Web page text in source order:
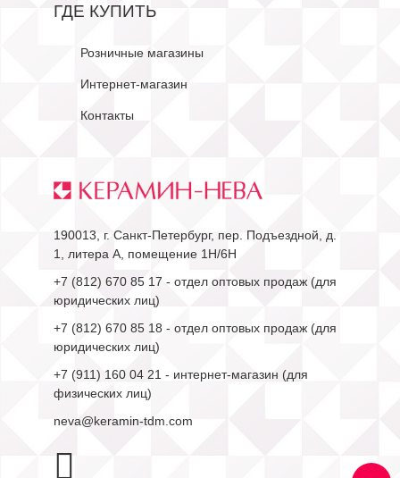
ГДЕ КУПИТЬ
Розничные магазины
Интернет-магазин
Контакты
190013, г. Санкт-Петербург, пер. Подъездной, д.
1, литера А, помещение 1Н/6Н
+7 (812) 670 85 17 - отдел оптовых продаж (для
юридических лиц)
+7 (812) 670 85 18 - отдел оптовых продаж (для
юридических лиц)
+7 (911) 160 04 21 - интернет-магазин (для
физических лиц)
neva@keramin-tdm.com